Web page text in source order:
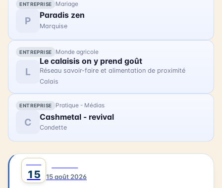
proposant des plats à base de produits de la mer,
des joutes nautiques et des concerts. Accédez
librement au quartier du Courgain maritime pour
découvrir ces animations et profiter de la journée.
ENTREPRISE Mariage
P Paradis zen
Marquise
ENTREPRISE Monde agricole
L
Le calaisis on y prend goût
Réseau savoir-faire et alimentation de proximité
Calais
ENTREPRISE Pratique - Médias
C Cashmetal - revival
Condette
15 15 août 2026